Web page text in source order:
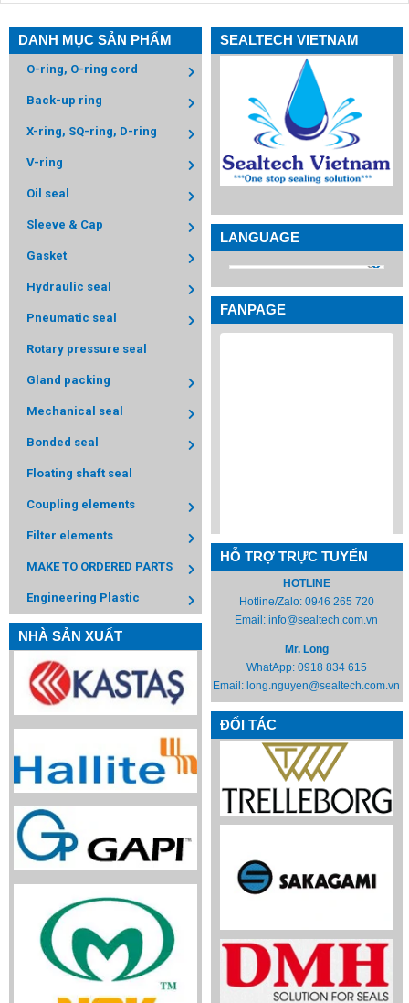
DANH MỤC SẢN PHẨM
O-ring, O-ring cord
Back-up ring
X-ring, SQ-ring, D-ring
V-ring
Oil seal
Sleeve & Cap
Gasket
Hydraulic seal
Pneumatic seal
Rotary pressure seal
Gland packing
Mechanical seal
Bonded seal
Floating shaft seal
Coupling elements
Filter elements
MAKE TO ORDERED PARTS
Engineering Plastic
NHÀ SẢN XUẤT
SEALTECH VIETNAM
LANGUAGE
FANPAGE
HỖ TRỢ TRỰC TUYẾN
HOTLINE
Hotline/Zalo: 0946 265 720
Email:info@sealtech.com.vn
Mr. Long
WhatApp: 0918 834 615
Email: long.nguyen@sealtech.com.vn
ĐỐI TÁC